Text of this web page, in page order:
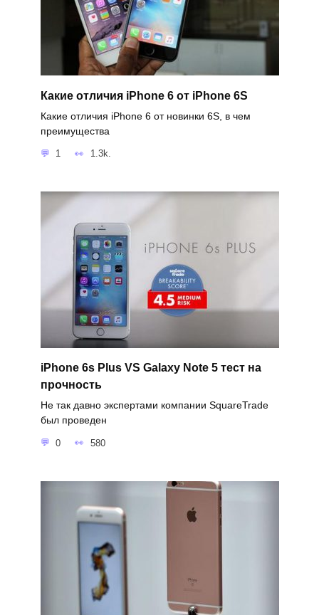
Какие отличия iPhone 6 от iPhone 6S
Какие отличия iPhone 6 от новинки 6S, в чем
преимущества
1 1.3k.
iPhone 6s Plus VS Galaxy Note 5 тест на
прочность
Не так давно экспертами компании SquareTrade
был проведен
0 580